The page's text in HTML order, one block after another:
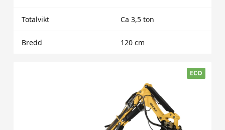
Totalvikt Ca 3,5 ton
Bredd 120 cm
ECO